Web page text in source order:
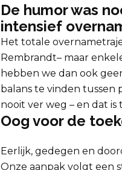
De humor was
intensief
Het totale
Rembrandt– maar
hebben we dan ook
balans te vinden tussen
nooit ver weg – en dat
Oog voor de
Eerlijk, gedegen en
Onze aanpak volgt een